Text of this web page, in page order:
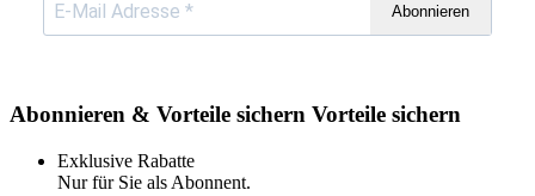
Abonnieren
Abonnieren & Vorteile sichern Vorteile sichern
Exklusive Rabatte
Nur für Sie als Abonnent.